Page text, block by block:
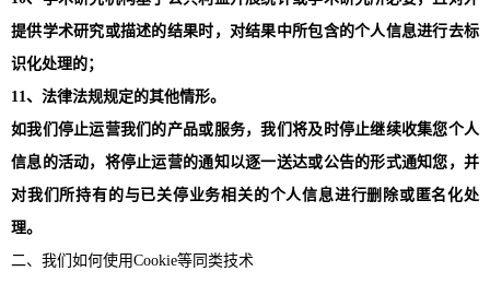
提供学术研究或描述的结果时，对结果中所包含的个人信息进行去标
识化处理的；
11、法律法规规定的其他情形。
如我们停止运营我们的产品或服务，我们将及时停止继续收集您个人
信息的活动，将停止运营的通知以逐一送达或公告的形式通知您，并
对我们所持有的与已关停业务相关的个人信息进行删除或匿名化处
理。
二、我们如何使用Cookie等同类技术